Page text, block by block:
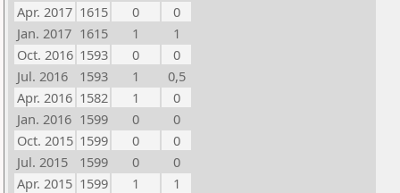
Apr. 2017 1615 0
0
Jan. 2017 1615 1
1
Oct. 2016 1593 0
0
Jul. 2016
1593 1
0,5
Apr. 2016 1582 1
0
Jan. 2016 1599 0
0
Oct. 2015 1599 0
0
Jul. 2015
1599 0
0
Apr. 2015 1599 1
1